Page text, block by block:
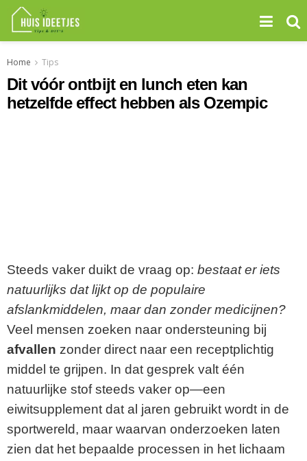
Home Tips
Dit vóór ontbijt en lunch eten kan
hetzelfde effect hebben als Ozempic
Steeds vaker duikt de vraag op: bestaat er iets
natuurlijks dat lijkt op de populaire
afslankmiddelen, maar dan zonder medicijnen?
Veel mensen zoeken naar ondersteuning bij
afvallen zonder direct naar een receptplichtig
middel te grijpen. In dat gesprek valt één
natuurlijke stof steeds vaker op—een
eiwitsupplement dat al jaren gebruikt wordt in de
sportwereld, maar waarvan onderzoeken laten
zien dat het bepaalde processen in het lichaam